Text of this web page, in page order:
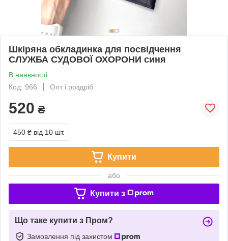
Шкіряна обкладинка для посвідчення
СЛУЖБА СУДОВОЇ ОХОРОНИ синя
В наявності
Код: 966
Опт і роздріб
520 ₴
450 ₴ від 10 шт.
Купити
або
Купити з
Що таке купити з Пром?
Замовлення під захистом